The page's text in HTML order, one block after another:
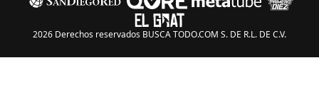
2026 Derechos reservados BUSCA TODO.COM S. DE R.L. DE C.V.